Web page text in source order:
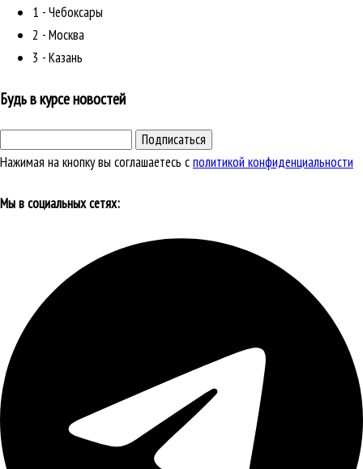
1 - Чебоксары
2 - Москва
3 - Казань
Будь в курсе новостей
Подписаться
Нажимая на кнопку вы соглашаетесь сполитикой конфиденциальности
Мы в социальных сетях: